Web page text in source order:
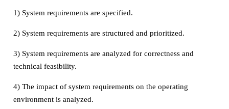
1) System requirements are specified.
2) System requirements are structured and prioritized.
3) System requirements are analyzed for correctness and
technical feasibility.
4) The impact of system requirements on the operating
environment is analyzed.